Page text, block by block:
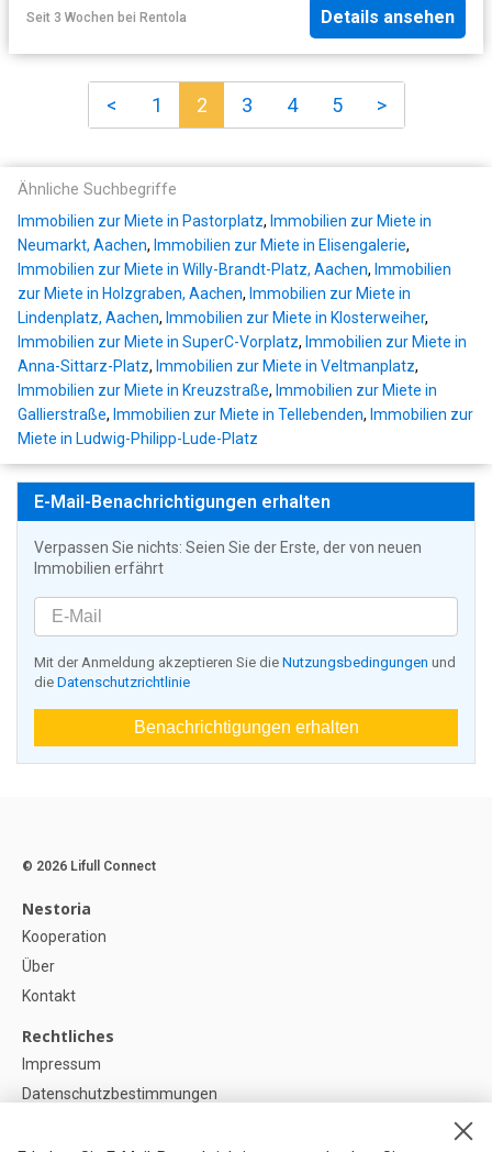
Seit 3 Wochen bei Rentola Details ansehen
< 1 2 3 4 5 >
Ähnliche Suchbegriffe
Immobilien zur Miete in Pastorplatz, Immobilien zur Miete in
Neumarkt, Aachen, Immobilien zur Miete in Elisengalerie,
Immobilien zur Miete in Willy-Brandt-Platz, Aachen, Immobilien
zur Miete in Holzgraben, Aachen, Immobilien zur Miete in
Lindenplatz, Aachen, Immobilien zur Miete in Klosterweiher,
Immobilien zur Miete in SuperC-Vorplatz, Immobilien zur Miete in
Anna-Sittarz-Platz, Immobilien zur Miete in Veltmanplatz,
Immobilien zur Miete in Kreuzstraße, Immobilien zur Miete in
Gallierstraße, Immobilien zur Miete in Tellebenden, Immobilien zur
Miete in Ludwig-Philipp-Lude-Platz
E-Mail-Benachrichtigungen erhalten
Verpassen Sie nichts: Seien Sie der Erste, der von neuen
Immobilien erfährt
Mit der Anmeldung akzeptieren Sie die Nutzungsbedingungen und
die Datenschutzrichtlinie
Benachrichtigungen erhalten
© 2026 Lifull Connect
Nestoria
Kooperation
Über
Kontakt
Rechtliches
Impressum
Datenschutzbestimmungen